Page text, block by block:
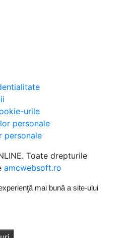
urile
personale
personale
Toate drepturile
amcwebsoft.ro
mai bună a site-ului